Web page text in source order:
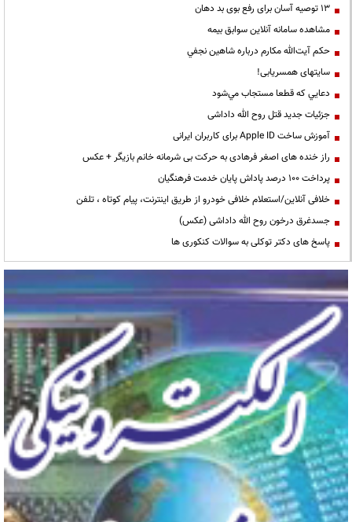
13 توصیه آسان برای رفع بوی بد دهان
مشاهده سامانه آنلاين سوابق بیمه
حكم آيت‌الله مكارم درباره شاهين نجفي
سایتهای همسریابی!
دعايي كه قطعا مستجاب مي‌شود
جزئیات جدید قتل روح الله داداشی
آموزش ساخت Apple ID برای کاربران ایرانی
راز خنده های اصغر فرهادی به حرکت بی شرمانه خانم بازیگر + عکس
پرداخت ۱۰۰ درصد پاداش پایان خدمت فرهنگیان
خلافی آنلاین/استعلام خلافی خودرو از طریق اینترنت، پیام کوتاه ، تلفن
جسدغرق درخون روح الله داداشی (عکس)
پاسخ های دکتر توکلی به سوالات کنکوری ها